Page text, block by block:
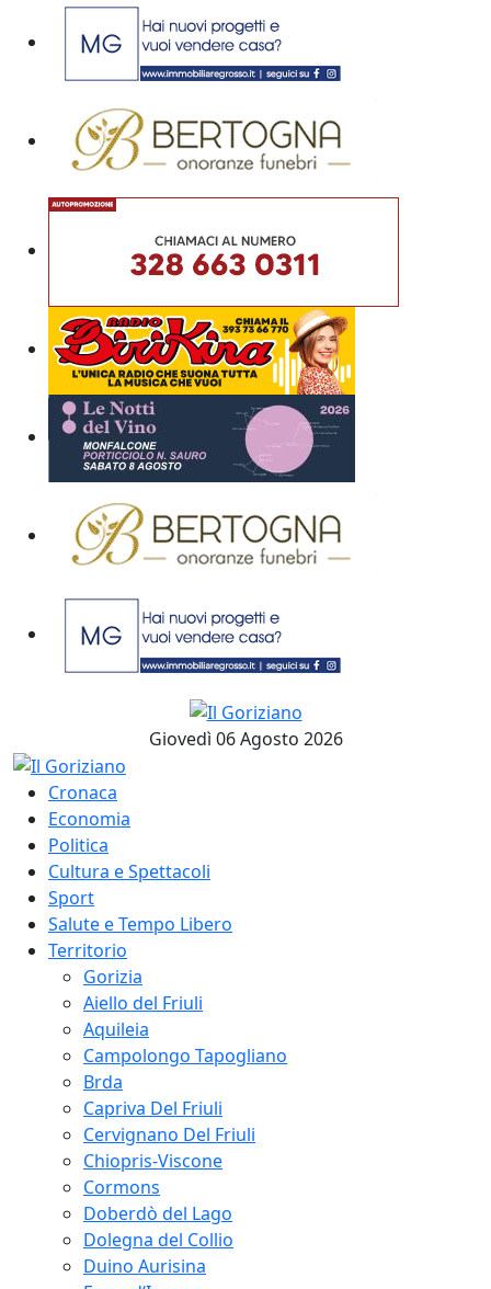
Giovedì 06 Agosto 2026
Cronaca
Economia
Politica
Cultura e Spettacoli
Sport
Salute e Tempo Libero
Territorio
Gorizia
Aiello del Friuli
Aquileia
Campolongo Tapogliano
Brda
Capriva Del Friuli
Cervignano Del Friuli
Chiopris-Viscone
Cormons
Doberdò del Lago
Dolegna del Collio
Duino Aurisina